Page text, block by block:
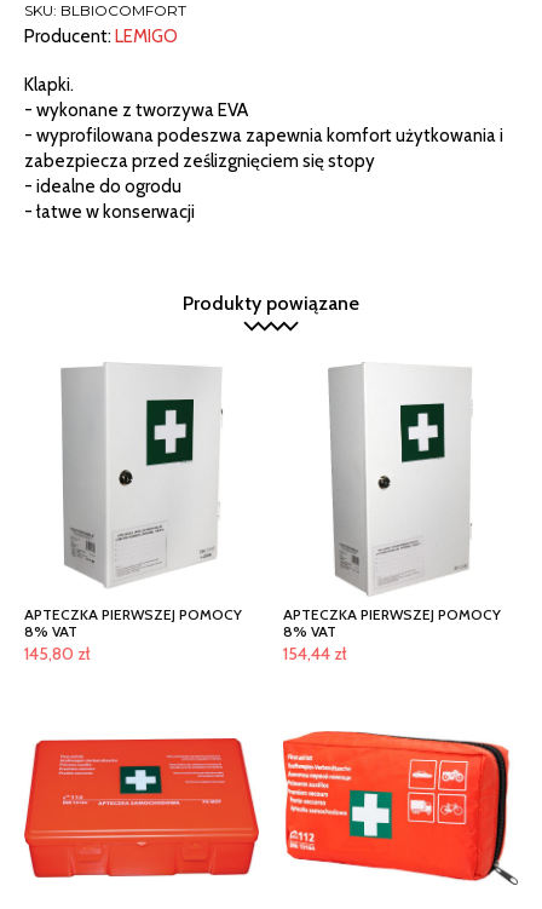
SKU: BLBIOCOMFORT
Producent:LEMIGO
Klapki.
- wykonane z tworzywa EVA
- wyprofilowana podeszwa zapewnia komfort użytkowania i
zabezpiecza przed ześlizgnięciem się stopy
- idealne do ogrodu
- łatwe w konserwacji
Produkty powiązane
APTECZKA PIERWSZEJ POMOCY
8% VAT
145,80 zł
APTECZKA PIERWSZEJ POMOCY
8% VAT
154,44 zł